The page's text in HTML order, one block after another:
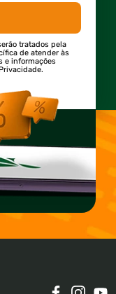
tratados pela
de atender às
e informações